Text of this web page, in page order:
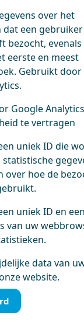
over het
dat een
bezocht, evenals
eerste en meest
Gebruikt door
Google
te vertragen
uniek ID die
over hoe de
uniek ID en
van uw
data van
website.